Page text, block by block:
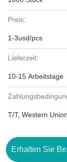
Preis:
1-3usd/pcs
Lieferzeit:
10-15 Arbeitstage
T/T, Western Union,
Erhalten Sie